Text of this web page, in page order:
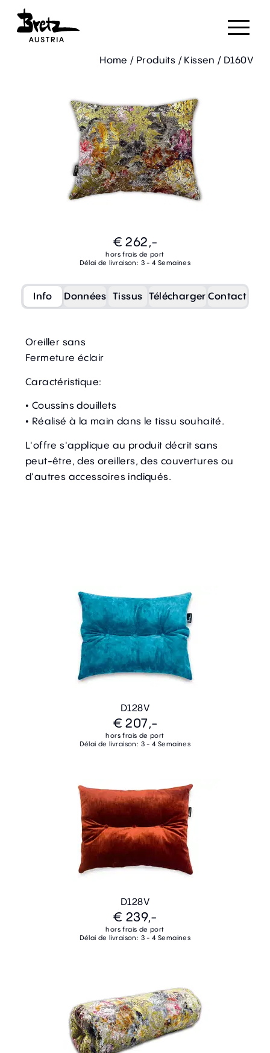
Home / Produits / Kissen / D160V
€ 262,-
hors frais de port
Délai de livraison: 3 - 4 Semaines
Info Données Tissus Télécharger Contact
Oreiller sans
Fermeture éclair
Caractéristique:
• Coussins douillets
• Réalisé à la main dans le tissu souhaité.
L'offre s'applique au produit décrit sans
peut-être, des oreillers, des couvertures ou
d'autres accessoires indiqués.
D128V
€ 207,-
hors frais de port
Délai de livraison: 3 - 4 Semaines
D128V
€ 239,-
hors frais de port
Délai de livraison: 3 - 4 Semaines